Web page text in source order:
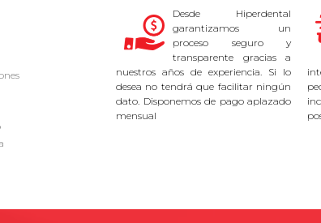
Desde Hiperdental
garantizamos un
proceso seguro y
transparente gracias a
nuestros años de experiencia. Si lo
desea no tendrá que facilitar ningún
dato. Disponemos de pago aplazado
mensual